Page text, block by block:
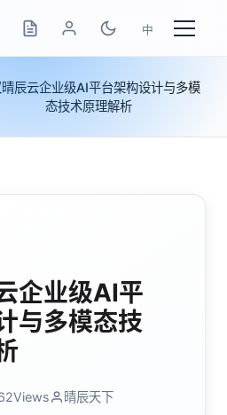
中
辰云企业级AI平台架构设计与多模
态技术原理解析
企业级AI平
与多模态技
Views 晴辰天下